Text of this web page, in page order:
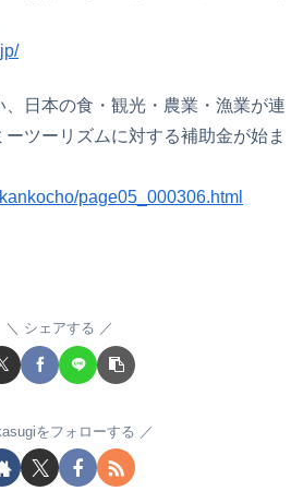
日本の食・観光・農業・漁業が連
ツーリズムに対する補助金が始ま
page05_000306.html
シェアする
をフォローする